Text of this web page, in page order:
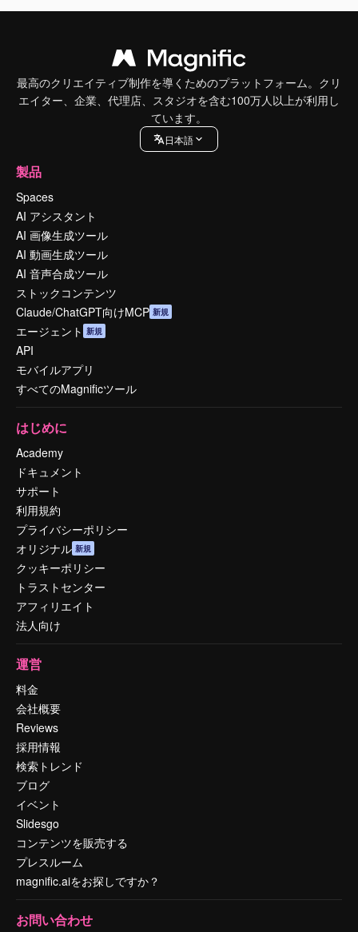
最高のクリエイティブ制作を導くためのプラットフォーム。クリ
エイター、企業、代理店、スタジオを含む100万人以上が利用し
ています。
日本語
製品
Spaces
AI アシスタント
AI 画像生成ツール
AI 動画生成ツール
AI 音声合成ツール
ストックコンテンツ
Claude/ChatGPT向けMCP 新規
エージェント 新規
API
モバイルアプリ
すべてのMagnificツール
はじめに
Academy
ドキュメント
サポート
利用規約
プライバシーポリシー
オリジナル 新規
クッキーポリシー
トラストセンター
アフィリエイト
法人向け
運営
料金
会社概要
Reviews
採用情報
検索トレンド
ブログ
イベント
Slidesgo
コンテンツを販売する
プレスルーム
magnific.aiをお探しですか？
お問い合わせ